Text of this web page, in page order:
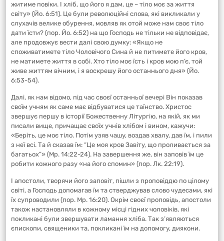
житиме повіки. І хліб, що його я дам, це – тіло моє за життя
світу» (Йо. 6:51). Це були революційні слова, які викликали у
слухачів велике обурення, мовляв як отой може нам своє тіло
дати їсти? (пор. Йо. 6:52) на що Господь не тільки не відповідає,
але продовжує вести далі свою думку: «Якщо не
споживатимете тіло Чоловічого Сина й не питимете його кров,
не матимете життя в собі. Хто тіло моє їсть і кров мою п’є, той
живе життям вічним, і я воскрешу його останнього дня» (Йо.
6:53-54).
Далі, як нам відомо, під час своєї останньої вечері Він показав
своїм учням як саме має відбуватися це таїнство. Христос
звершує першу в історії Божественну Літургію, на якій, як ми
писали вище, причащає своїх учнів хлібом і вином, кажучи:
«Беріть, це моє тіло. Потім узяв чашу, воздав хвалу, дав їм, і пили
з неї всі. Та й сказав їм: “Це моя кров Завіту, що проливається за
багатьох”» (Мр. 14:22-24). На завершення же, він заповів їм це
робити кожного разу «на його спомин» (пор. Лк. 22:19).
І апостоли, творячи його заповіт, пішли з проповіддю по цілому
світі, а Господь допомагав їм та стверджував слово чудесами, які
їх супроводили (пор. Мр. 16:20). Окрім своєї проповідь, апостоли
також настановляли в кожному місці гідних чоловіків, які
покликані були звершувати ламання хліба. Так з’являються
єпископи, священики та, покликані їм на допомогу, диякони.